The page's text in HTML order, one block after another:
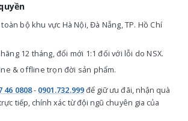
bộ khu vực Hà Nội, Đà Nẵng, TP. Hồ Chí
12 tháng, đổi mới 1:1 đối với lỗi do NSX.
& offline trọn đời sản phẩm.
46 0808- 0901.732.999để giữ ưu đãi, nhận quà
tiếp, chính xác từ đội ngũ chuyên gia của